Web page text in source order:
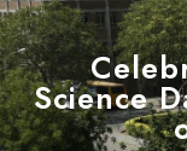
Science